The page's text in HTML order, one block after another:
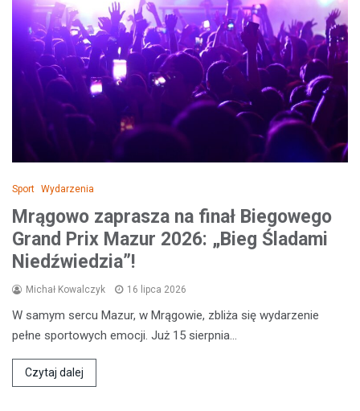
Sport Wydarzenia
Mrągowo zaprasza na finał Biegowego
Grand Prix Mazur 2026: „Bieg Śladami
Niedźwiedzia”!
Michał Kowalczyk 16 lipca 2026
W samym sercu Mazur, w Mrągowie, zbliża się wydarzenie
pełne sportowych emocji. Już 15 sierpnia…
Czytaj dalej